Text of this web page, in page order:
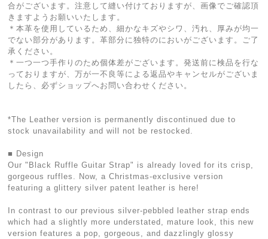
合がございます。注意して縫い付けておりますが、画像でご確認頂
きますようお願いいたします。
＊本革を使用しているため、細かなキズやシワ、汚れ、厚みが均一
でない部分があります。革部分に独特のにおいがございます。ご了
承ください。
＊一つ一つ手作りのため個体差がございます。発送前に検品を行な
っておりますが、万が一不良等による返品やキャンセルがございま
したら、必ずショップへお問い合わせください。
*The Leather version is permanently discontinued due to
stock unavailability and will not be restocked.
■ Design
Our "Black Ruffle Guitar Strap" is already loved for its crisp,
gorgeous ruffles. Now, a Christmas-exclusive version
featuring a glittery silver patent leather is here!
In contrast to our previous silver-pebbled leather strap ends
which had a slightly more understated, mature look, this new
version features a pop, gorgeous, and dazzlingly glossy